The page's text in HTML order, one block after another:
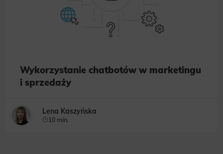
Wykorzystanie chatbotów w marketingu
i sprzedaży
Lena Kaszyńska
10 min.